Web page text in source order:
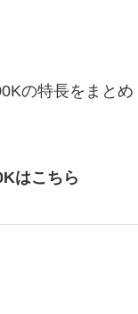
の特長をまとめ
はこちら